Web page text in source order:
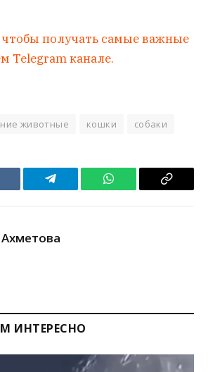
получать самые важные
Telegram канале.
животные кошки собаки
Telegram WhatsApp Copy
ИНТЕРЕСНО